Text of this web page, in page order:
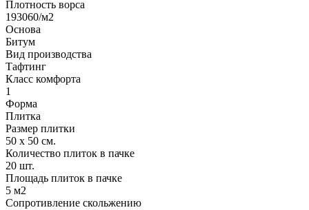
Плотность ворса
193060/м2
Основа
Битум
Вид производства
Тафтинг
Класс комфорта
1
Форма
Плитка
Размер плитки
50 х 50 см.
Количество плиток в пачке
20 шт.
Площадь плиток в пачке
5 м2
Сопротивление скольжению